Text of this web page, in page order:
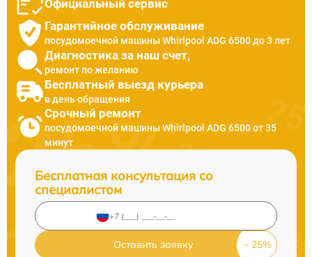
Официальный сервис
Гарантийное обслуживание
посудомоечной машины Whirlpool ADG 6500 до 3 лет
Диагностика за наш счет,
ремонт по желанию
Бесплатный выезд курьера
в день обращения
Срочный ремонт
посудомоечной машины Whirlpool ADG 6500 от 35
минут
Бесплатная консультация со
специалистом
Оставить заявку